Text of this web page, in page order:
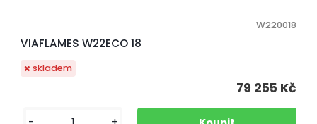
VIAFLAMES W22ECO 18
W220018
79 255 Kč
skladem